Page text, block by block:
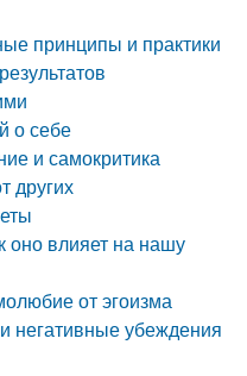
принципы и практики
о себе
и самокритика
других
оно влияет на нашу
от эгоизма
негативные убеждения